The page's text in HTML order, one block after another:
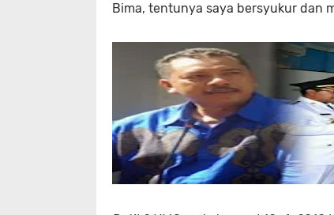
Bima, tentunya saya bersyukur dan